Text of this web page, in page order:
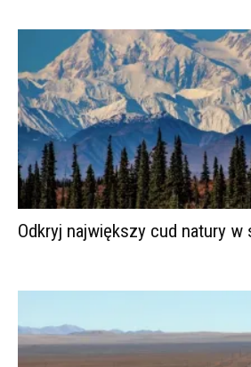
Odkryj największy cud natury w